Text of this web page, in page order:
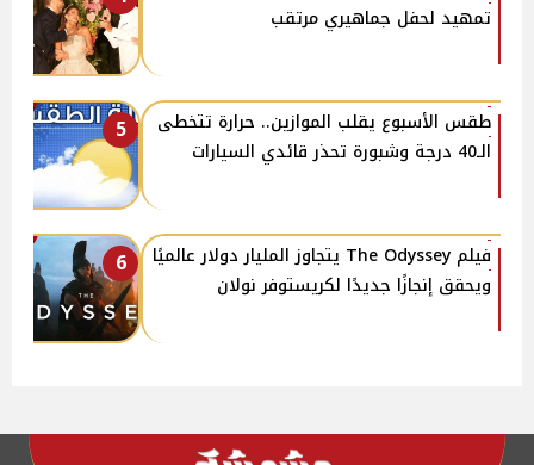
تمهيد لحفل جماهيري مرتقب
5
طقس الأسبوع يقلب الموازين.. حرارة تتخطى
الـ40 درجة وشبورة تحذر قائدي السيارات
6
فيلم The Odyssey يتجاوز المليار دولار عالميًا
ويحقق إنجازًا جديدًا لكريستوفر نولان